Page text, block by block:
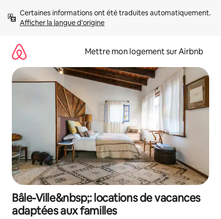
directement
Afficher la langue d'origine
Mettre mon logement sur Airbnb
Bâle-Ville&nbsp;: locations de vacances
adaptées aux familles